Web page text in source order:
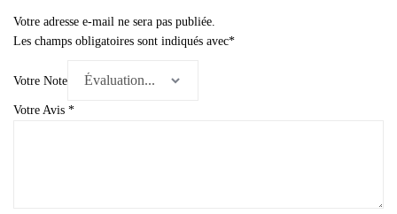
Votre adresse e-mail ne sera pas publiée.
Les champs obligatoires sont indiqués avec*
Votre Note
Votre Avis *